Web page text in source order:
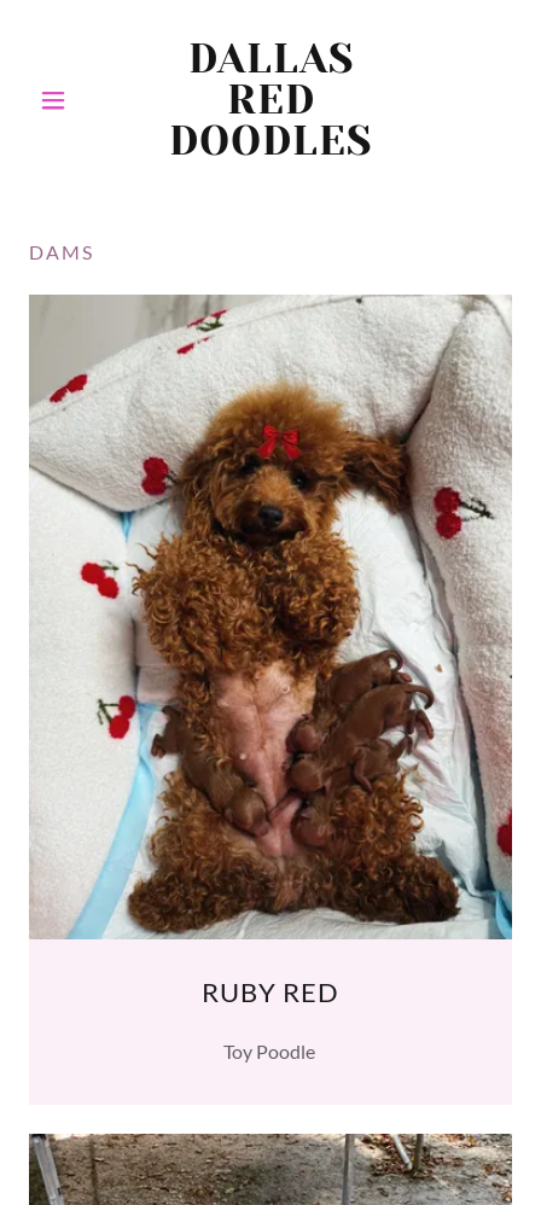
DALLAS
RED
DOODLES
DAMS
RUBY RED
Toy Poodle